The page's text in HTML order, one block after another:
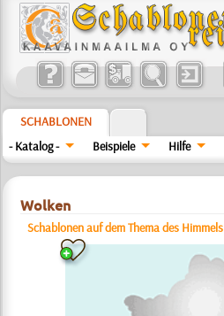
SCHABLONEN
- Katalog -
Beispiele Hilfe
Wolken
Schablonen auf dem Thema des Himmels